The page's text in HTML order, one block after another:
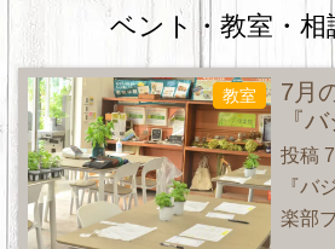
ベント・教室・相
教室
7月
『
投稿
『バ
楽部